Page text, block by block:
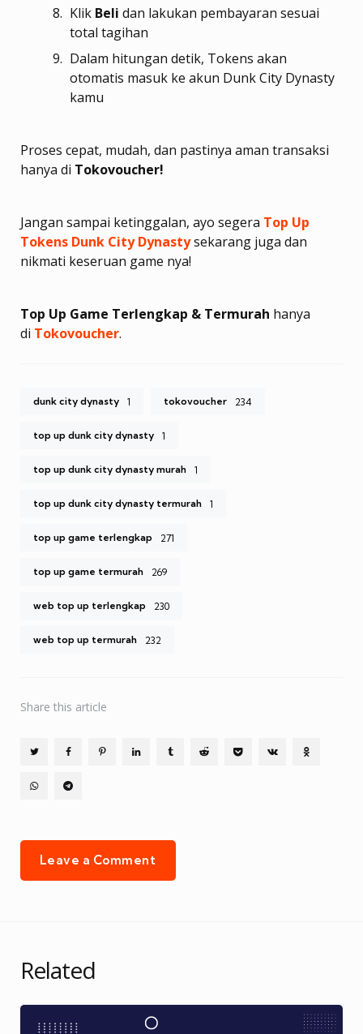
Klik Beli dan lakukan pembayaran sesuai
total tagihan
Dalam hitungan detik, Tokens akan
otomatis masuk ke akun Dunk City Dynasty
kamu
Proses cepat, mudah, dan pastinya aman transaksi
hanya di Tokovoucher!
Jangan sampai ketinggalan, ayo segera Top Up
Tokens Dunk City Dynastysekarang juga dan
nikmati keseruan game nya!
Top Up Game Terlengkap & Termurah hanya
di Tokovoucher.
dunk city dynasty 1 tokovoucher 234
top up dunk city dynasty 1
top up dunk city dynasty murah 1
top up dunk city dynasty termurah 1
top up game terlengkap 271
top up game termurah 269
web top up terlengkap 230
web top up termurah 232
Share this article
Leave a Comment
Related